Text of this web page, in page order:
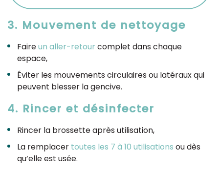
3. Mouvement de nettoyage
Faireun aller-retourcomplet dans chaque
espace,
Éviter les mouvements circulaires ou latéraux qui
peuvent blesser la gencive.
4. Rincer et désinfecter
Rincer la brossette après utilisation,
La remplacer toutes les 7 à 10 utilisations ou dès
qu’elle est usée.